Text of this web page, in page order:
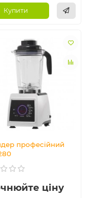
Купити
професійний
ціну